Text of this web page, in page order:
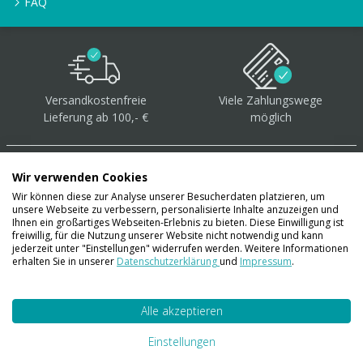
Versandkostenfreie
Lieferung ab 100,- €
Viele Zahlungswege
möglich
Über 40.000 Artikel auf
Lager
Wir verwenden Cookies
Wir können diese zur Analyse unserer Besucherdaten platzieren, um
unsere Webseite zu verbessern, personalisierte Inhalte anzuzeigen und
Ihnen ein großartiges Webseiten-Erlebnis zu bieten. Diese Einwilligung ist
freiwillig, für die Nutzung unserer Website nicht notwendig und kann
jederzeit unter "Einstellungen" widerrufen werden. Weitere Informationen
erhalten Sie in unserer Datenschutzerklärungund Impressum.
Alle akzeptieren
Einstellungen